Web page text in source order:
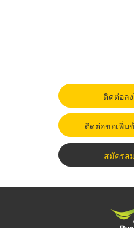
ติดต่อล
ติดต่อขอเพิ่ม
สมัครส